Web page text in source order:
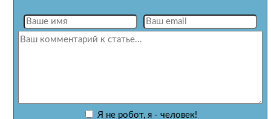
Я не робот, я - человек!